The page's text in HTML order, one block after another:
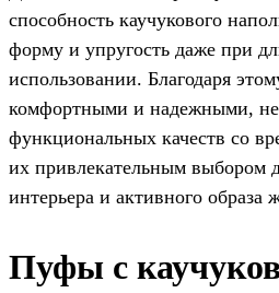
способность каучукового
форму и упругость даже при
использовании. Благодаря
комфортными и надежными, не
функциональных качеств со
их привлекательным выбором
интерьера и активного образа
Пуфы с